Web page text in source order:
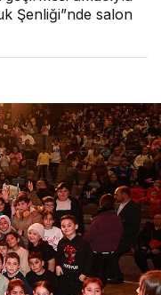
Şenliği”nde salon